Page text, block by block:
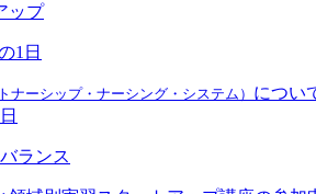
ップ
ナーシップ・ナーシング・システム） につい